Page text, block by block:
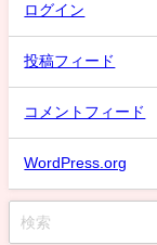
ログイン
投稿フィード
コメントフィード
WordPress.org